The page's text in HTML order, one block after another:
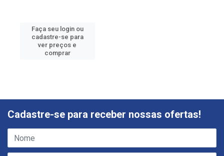
Faça seu login ou
cadastre-se para
ver preços e
comprar
Cadastre-se para receber nossas ofertas!